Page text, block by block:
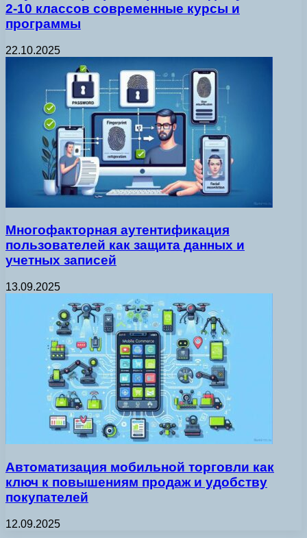
2-10 классов современные курсы и
программы
22.10.2025
Многофакторная аутентификация
пользователей как защита данных и
учетных записей
13.09.2025
Автоматизация мобильной торговли как
ключ к повышениям продаж и удобству
покупателей
12.09.2025